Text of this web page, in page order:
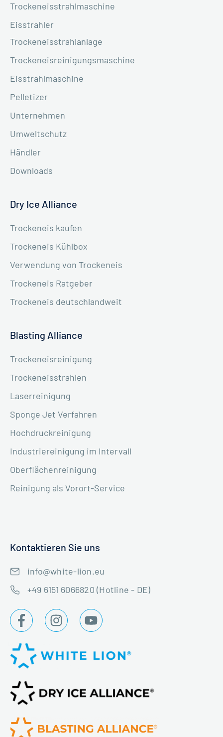
Trockeneisstrahlmaschine
Eisstrahler
Trockeneisstrahlanlage
Trockeneisreinigungsmaschine
Eisstrahlmaschine
Pelletizer
Unternehmen
Umweltschutz
Händler
Downloads
Dry Ice Alliance
Trockeneis kaufen
Trockeneis Kühlbox
Verwendung von Trockeneis
Trockeneis Ratgeber
Trockeneis deutschlandweit
Blasting Alliance
Trockeneisreinigung
Trockeneisstrahlen
Laserreinigung
Sponge Jet Verfahren
Hochdruckreinigung
Industriereinigung im Intervall
Oberflächenreinigung
Reinigung als Vorort-Service
Kontaktieren Sie uns
info@white-lion.eu
+49 6151 6066820 (Hotline - DE)